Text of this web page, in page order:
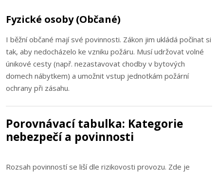
Fyzické osoby (Občané)
I běžní občané mají své povinnosti. Zákon jim ukládá počínat si
tak, aby nedocházelo ke vzniku požáru. Musí udržovat volné
únikové cesty (např. nezastavovat chodby v bytových
domech nábytkem) a umožnit vstup jednotkám požární
ochrany při zásahu.
Porovnávací tabulka: Kategorie
nebezpečí a povinnosti
Rozsah povinností se liší dle rizikovosti provozu. Zde je